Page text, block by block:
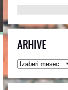
ARHIVE
Arhive